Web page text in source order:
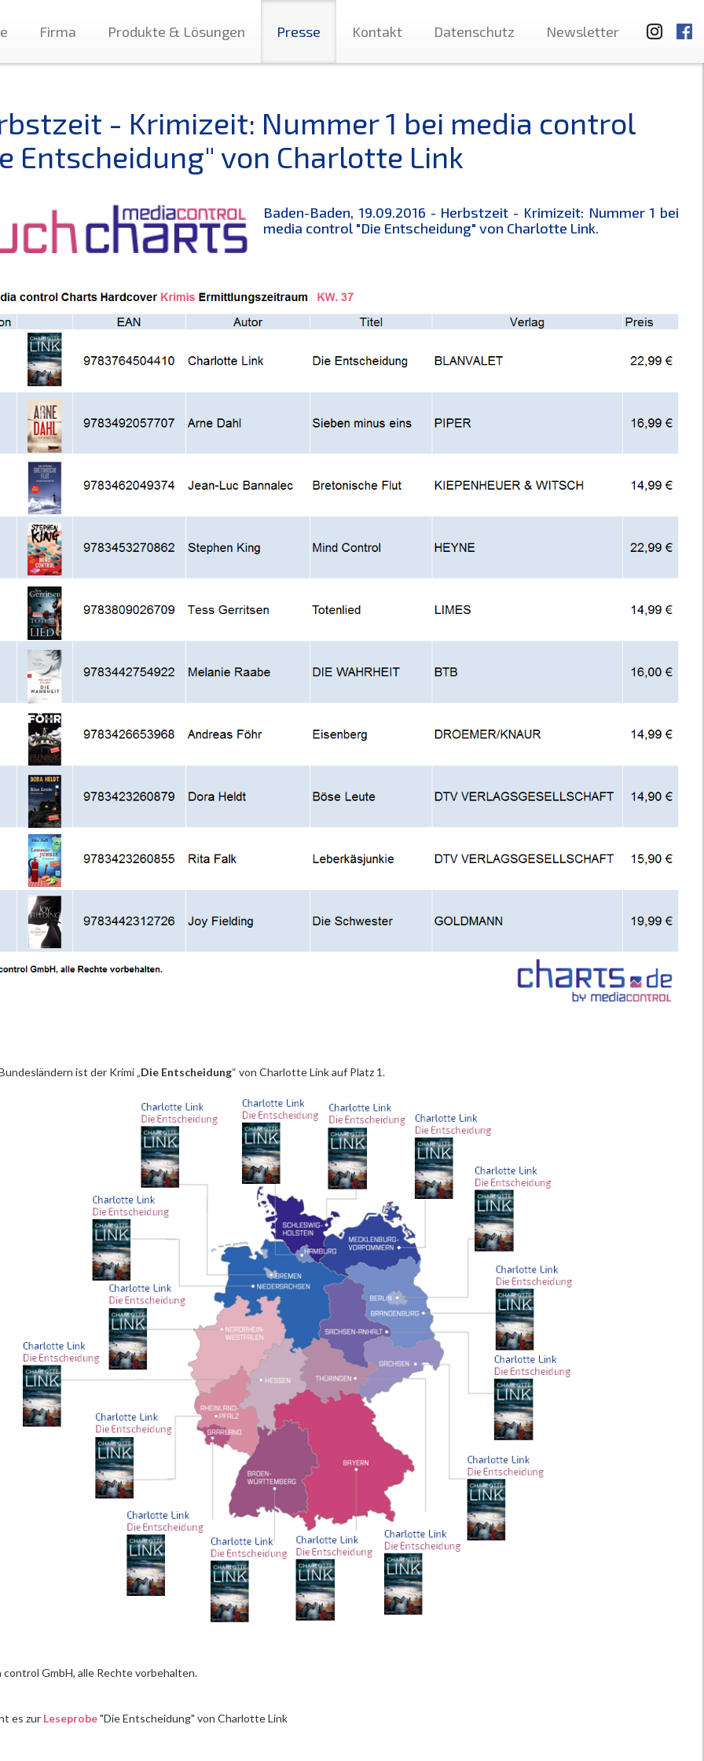
Firma Produkte & Lösungen Presse Kontakt Datenschutz Newsletter
- Krimizeit: Nummer 1 bei media control
Entscheidung" von Charlotte Link
Baden-Baden, 19.09.2016 - Herbstzeit - Krimizeit: Nummer 1 bei
media control "Die Entscheidung" von Charlotte Link.
ist der Krimi „Die Entscheidung“ von Charlotte Link auf Platz 1.
control GmbH, alle Rechte vorbehalten.
es zur Leseprobe"Die Entscheidung" von Charlotte Link